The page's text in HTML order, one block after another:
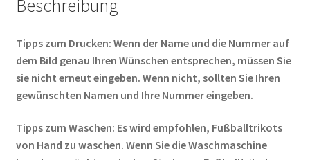
Beschreibung
Tipps zum Drucken: Wenn der Name und die Nummer auf
dem Bild genau Ihren Wünschen entsprechen, müssen Sie
sie nicht erneut eingeben. Wenn nicht, sollten Sie Ihren
gewünschten Namen und Ihre Nummer eingeben.
Tipps zum Waschen: Es wird empfohlen, Fußballtrikots
von Hand zu waschen. Wenn Sie die Waschmaschine